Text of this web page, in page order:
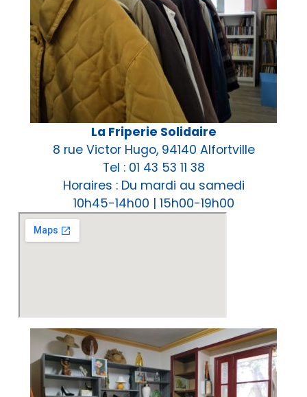
La Friperie Solidaire
8 rue Victor Hugo, 94140 Alfortville
Tel : 01 43 53 11 38
Horaires : Du mardi au samedi
10h45-14h00 | 15h00-19h00